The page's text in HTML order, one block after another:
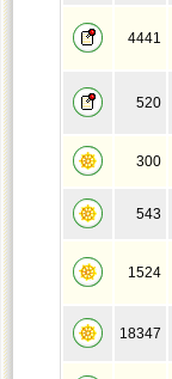
4441
520
300
543
1524
18347